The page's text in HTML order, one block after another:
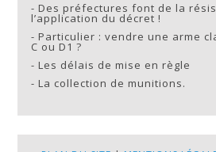
-Des préfectures font de la
l’application du décret !
-Particulier : vendre une arme
C ou D1 ?
-Les délais de mise en règle
-La collection de munitions.